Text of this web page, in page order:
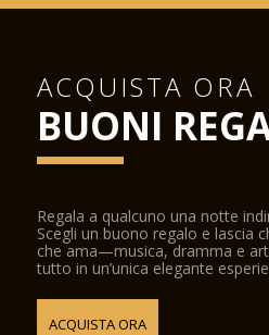
ACQUISTA ORA
BUONI
Regala a qualcuno una notte
Scegli un buono regalo e lascia
che ama—musica, dramma e
tutto in un’unica elegante
ACQUISTA ORA